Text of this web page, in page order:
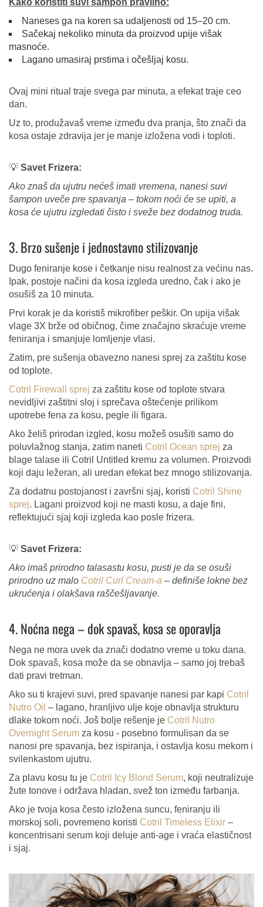
Kako koristiti suvi šampon pravilno:
Naneses ga na koren sa udaljenosti od 15–20 cm.
Sačekaj nekoliko minuta da proizvod upije višak
masnoće.
Lagano umasiraj prstima i očešljaj kosu.
Ovaj mini ritual traje svega par minuta, a efekat traje ceo
dan.
Uz to, produžavaš vreme između dva pranja, što znači da
kosa ostaje zdravija jer je manje izložena vodi i toploti.
💡 Savet Frizera:
Ako znaš da ujutru nećeš imati vremena, nanesi suvi
šampon uveče pre spavanja – tokom noći će se upiti, a
kosa će ujutru izgledati čisto i sveže bez dodatnog truda.
3. Brzo sušenje i jednostavno stilizovanje
Dugo feniranje kose i četkanje nisu realnost za većinu nas.
Ipak, postoje načini da kosa izgleda uredno, čak i ako je
osušiš za 10 minuta.
Prvi korak je da koristiš mikrofiber peškir. On upija višak
vlage 3X brže od običnog, čime značajno skraćuje vreme
feniranja i smanjuje lomljenje vlasi.
Zatim, pre sušenja obavezno nanesi sprej za zaštitu kose
od toplote.
Cotril Firewall sprej za zaštitu kose od toplote stvara
nevidljivi zaštitni sloj i sprečava oštećenje prilikom
upotrebe fena za kosu, pegle ili figara.
Ako želiš prirodan izgled, kosu možeš osušiti samo do
poluvlažnog stanja, zatim naneti Cotril Ocean sprej za
blage talase ili Cotril Untitled kremu za volumen. Proizvodi
koji daju ležeran, ali uredan efekat bez mnogo stilizovanja.
Za dodatnu postojanost i završni sjaj, koristi Cotril Shine
sprej. Lagani proizvod koji ne masti kosu, a daje fini,
reflektujući sjaj koji izgleda kao posle frizera.
💡 Savet Frizera:
Ako imaš prirodno talasastu kosu, pusti je da se osuši
prirodno uz malo Cotril Curl Cream-a – definiše lokne bez
ukrućenja i olakšava raščešljavanje.
4. Noćna nega – dok spavaš, kosa se oporavlja
Nega ne mora uvek da znači dodatno vreme u toku dana.
Dok spavaš, kosa može da se obnavlja – samo joj trebaš
dati pravi tretman.
Ako su ti krajevi suvi, pred spavanje nanesi par kapi Cotril
Nutro Oil – lagano, hranljivo ulje koje obnavlja strukturu
dlake tokom noći. Još bolje rešenje je Cotril Nutro
Overnight Serum za kosu - posebno formulisan da se
nanosi pre spavanja, bez ispiranja, i ostavlja kosu mekom i
svilenkastom ujutru.
Za plavu kosu tu je Cotril Icy Blond Serum, koji neutralizuje
žute tonove i održava hladan, svež ton između farbanja.
Ako je tvoja kosa često izložena suncu, feniranju ili
morskoj soli, povremeno koristi Cotril Timeless Elixir –
koncentrisani serum koji deluje anti-age i vraća elastičnost
i sjaj.